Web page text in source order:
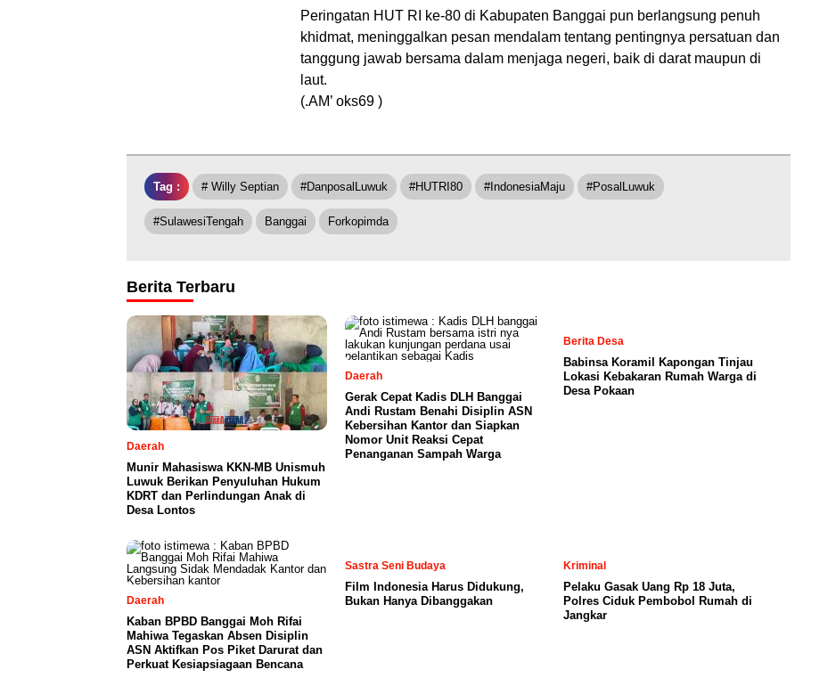
Peringatan HUT RI ke-80 di Kabupaten Banggai pun berlangsung penuh
khidmat, meninggalkan pesan mendalam tentang pentingnya persatuan dan
tanggung jawab bersama dalam menjaga negeri, baik di darat maupun di
laut.
(.AM’ oks69 )
Tag : # Willy Septian #DanposalLuwuk #HUTRI80 #IndonesiaMaju #PosalLuwuk
#SulawesiTengah Banggai Forkopimda
Berita Terbaru
Daerah
Munir Mahasiswa KKN-MB Unismuh
Luwuk Berikan Penyuluhan Hukum
KDRT dan Perlindungan Anak di
Desa Lontos
Daerah
Gerak Cepat Kadis DLH Banggai
Andi Rustam Benahi Disiplin ASN
Kebersihan Kantor dan Siapkan
Nomor Unit Reaksi Cepat
Penanganan Sampah Warga
Berita Desa
Babinsa Koramil Kapongan Tinjau
Lokasi Kebakaran Rumah Warga di
Desa Pokaan
Daerah
Kaban BPBD Banggai Moh Rifai
Mahiwa Tegaskan Absen Disiplin
ASN Aktifkan Pos Piket Darurat dan
Perkuat Kesiapsiagaan Bencana
Sastra Seni Budaya
Film Indonesia Harus Didukung,
Bukan Hanya Dibanggakan
Kriminal
Pelaku Gasak Uang Rp 18 Juta,
Polres Ciduk Pembobol Rumah di
Jangkar